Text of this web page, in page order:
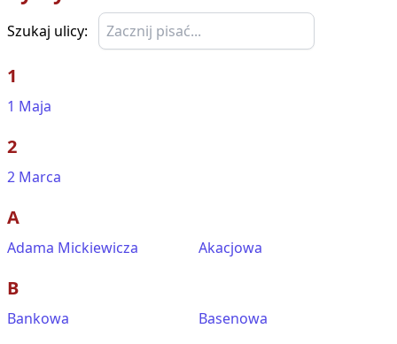
Szukaj ulicy:
1
1 Maja
2
2 Marca
A
Adama Mickiewicza Akacjowa
B
Bankowa Basenowa